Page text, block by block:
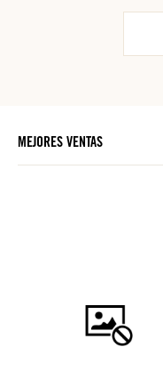
MEJORES VENTAS